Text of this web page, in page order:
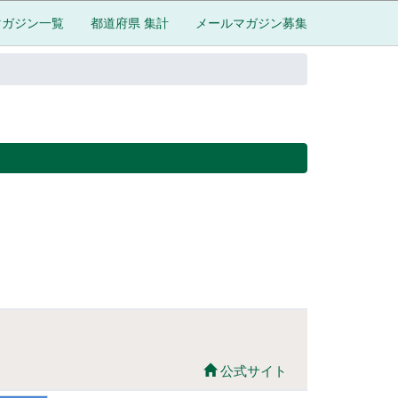
ジン一覧 都道府県 集計 メールマガジン募集
公式サイト